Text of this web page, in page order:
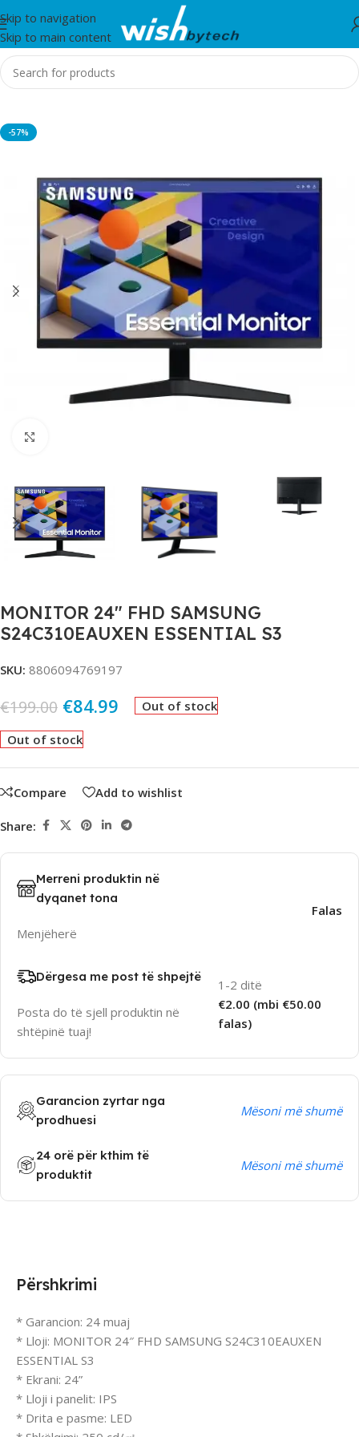
Skip to navigation
Skip to main content
Home/Monitor
-57%
MONITOR 24″ FHD SAMSUNG
S24C310EAUXEN ESSENTIAL S3
SKU: 8806094769197
€199.00 €84.99 Out of stock
Out of stock
Compare Add to wishlist
Share:
Merreni produktin në
dyqanet tona
Menjëherë
Falas
Dërgesa me post të shpejtë
Posta do të sjell produktin në
shtëpinë tuaj!
1-2 ditë
€2.00 (mbi €50.00
falas)
Garancion zyrtar nga
prodhuesi
Mësoni më shumë
24 orë për kthim të
produktit
Mësoni më shumë
Përshkrimi
* Garancion: 24 muaj
* Lloji: MONITOR 24″ FHD SAMSUNG S24C310EAUXEN
ESSENTIAL S3
* Ekrani: 24”
* Lloji i panelit: IPS
* Drita e pasme: LED